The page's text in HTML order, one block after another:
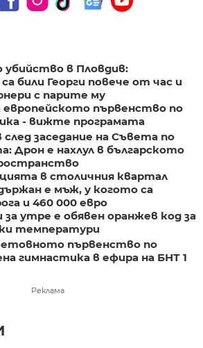
в Пловдив:
били Георги повече от час и
с парите му
европейското първенство по
- вижте програмата
след заседание на Съвета по
Дрон е нахлул в българското
в столичния квартал
е мъж, у когото са
и 460 000 евро
за утре е обявен оранжев код за
температури
първенство по
гимнастика в ефира на БНТ 1
Реклама